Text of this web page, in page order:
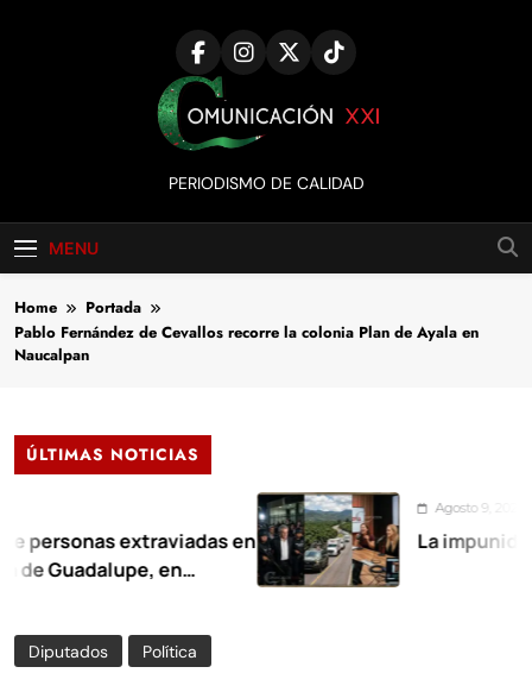
Comunicación
XXI
PERIODISMO DE CALIDAD
MENU
Home
Portada
Pablo Fernández de Cevallos recorre la colonia Plan de Ayala en
Naucalpan
ÚLTIMAS NOTICIAS
extraviadas en
en
Agosto 9, 2026
La impunidad
Diputados Política